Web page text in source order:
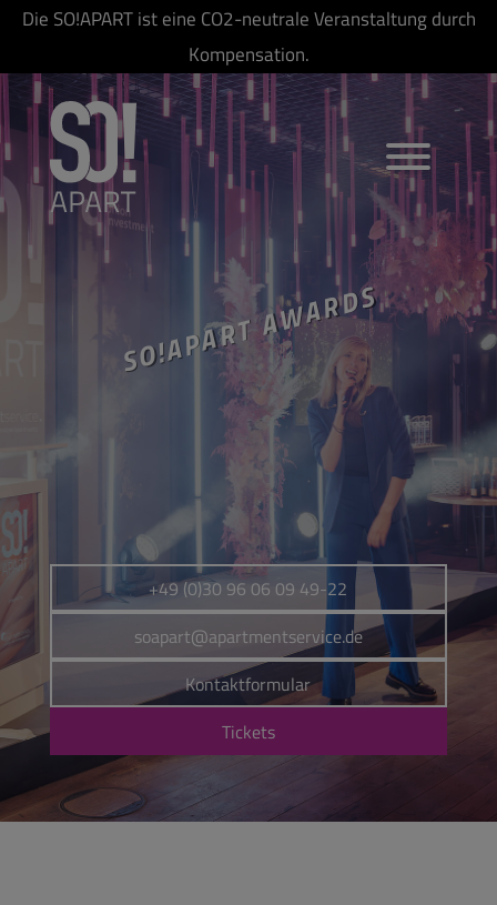
Die SO!APART ist eine CO2-neutrale Veranstaltung durch
Kompensation.
SO!APART AWARDS
+49 (0)30 96 06 09 49-22
soapart@apartmentservice.de
Kontaktformular
Tickets